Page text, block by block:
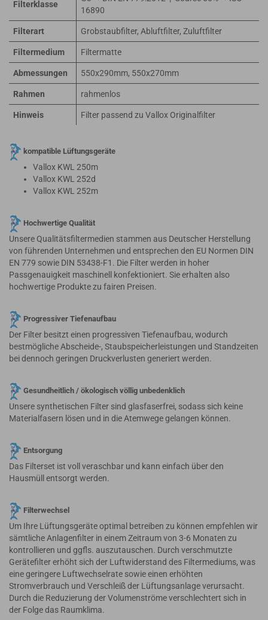
Filterklasse
16890
Filterart Grobstaubfilter, Abluftfilter, Zuluftfilter
Filtermedium Filtermatte
Abmessungen 550x290mm, 550x270mm
Rahmen rahmenlos
Hinweis Filter passend zu Vallox Originalfilter
kompatible Lüftungsgeräte
Vallox KWL 250m
Vallox KWL 252d
Vallox KWL 252m
Hochwertige Qualität
Unsere Qualitätsfiltermedien stammen aus Deutscher Herstellung
von führenden Unternehmen und entsprechen den EU Normen DIN
EN 779 sowie DIN 53438-F1. Die Filter werden in hoher
Passgenauigkeit maschinell konfektioniert. Sie erhalten also
hochwertige Produkte zu fairen Preisen.
Progressiver Tiefenaufbau
Der Filter besitzt einen progressiven Tiefenaufbau, wodurch
bestmögliche Abscheide-, Staubspeicherleistungen und Standzeiten
bei dennoch geringen Druckverlusten generiert werden.
Gesundheitlich / ökologisch völlig unbedenklich
Unsere synthetischen Filter sind glasfaserfrei, sodass sich keine
Materialfasern lösen und in die Atemwege gelangen können.
Entsorgung
Das Filterset ist voll veraschbar und kann einfach über den
Hausmüll entsorgt werden.
Filterwechsel
Um Ihre Lüftungsgeräte optimal betreiben zu können empfehlen wir
sämtliche Anlagenfilter in einem Zeitraum von 3-6 Monaten zu
kontrollieren und ggfls. auszutauschen. Durch verschmutzte
Gerätefilter erhöht sich der Luftwiderstand des Filtermediums, was
eine geringere Luftwechselrate sowie einen erhöhten
Stromverbrauch und Verschleiß der Lüftungsanlage verursacht.
Durch die Reduzierung der Volumenströme verschlechtert sich in
der Folge das Raumklima.